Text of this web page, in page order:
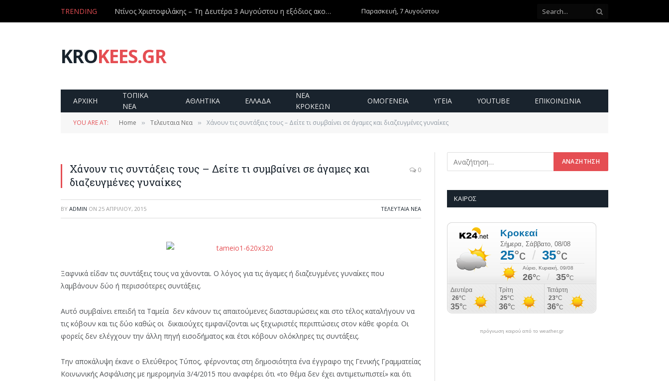
TRENDING Ντίνος Χριστοφιλάκης – Τη Δευτέρα 3 Αυγούστου η εξόδιος ακολουθία Παρασκευή, 7 Αυγούστου
KROKEES.GR
ΑΡΧΙΚΗ
ΤΟΠΙΚΑ
ΝΕΑ
ΑΘΛΗΤΙΚΑ ΕΛΛΑΔΑ
ΝΕΑ
ΚΡΟΚΕΩΝ
ΟΜΟΓΕΝΕΙΑ ΥΓΕΙΑ YOUTUBE ΕΠΙΚΟΙΝΩΝΊΑ
YOU ARE AT: Home » Τελευταια Νεα » Χάνουν τις συντάξεις τους – Δείτε τι συμβαίνει σε άγαμες και διαζευγμένες γυναίκες
Χάνουν τις συντάξεις τους – Δείτε τι συμβαίνει σε άγαμες και
διαζευγμένες γυναίκες
0
BY ADMIN ON 25 ΑΠΡΙΛΊΟΥ, 2015 ΤΕΛΕΥΤΑΙΑ ΝΕΑ
Ξαφνικά είδαν τις συντάξεις τους να χάνονται. Ο λόγος για τις άγαμες ή διαζευγμένες γυναίκες που
λαμβάνουν δύο ή περισσότερες συντάξεις.
Αυτό συμβαίνει επειδή τα Ταμεία δεν κάνουν τις απαιτούμενες διασταυρώσεις και στο τέλος καταλήγουν να
τις κόβουν και τις δύο καθώς οι δικαιούχες εμφανίζονται ως ξεχωριστές περιπτώσεις στον κάθε φορέα. Οι
φορείς δεν ελέγχουν την άλλη πηγή εισοδήματος και έτσι κόβουν ολόκληρες τις συντάξεις.
Την αποκάλυψη έκανε ο Ελεύθερος Τύπος, φέρνοντας στη δημοσιότητα ένα έγγραφο της Γενικής Γραμματείας
Κοινωνικής Ασφάλισης με ημερομηνία 3/4/2015 που αναφέρει ότι «το θέμα δεν έχει αντιμετωπιστεί» και ότι
ΚΑΙΡΌΣ
πρόγνωση καιρού από το weather.gr